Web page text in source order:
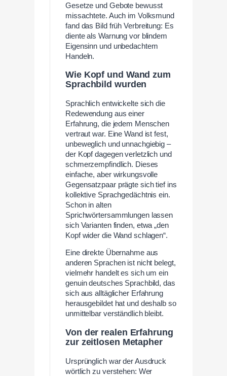
Gesetze und Gebote bewusst
missachtete. Auch im Volksmund
fand das Bild früh Verbreitung: Es
diente als Warnung vor blindem
Eigensinn und unbedachtem
Handeln.
Wie Kopf und Wand zum
Sprachbild wurden
Sprachlich entwickelte sich die
Redewendung aus einer
Erfahrung, die jedem Menschen
vertraut war. Eine Wand ist fest,
unbeweglich und unnachgiebig –
der Kopf dagegen verletzlich und
schmerzempfindlich. Dieses
einfache, aber wirkungsvolle
Gegensatzpaar prägte sich tief ins
kollektive Sprachgedächtnis ein.
Schon in alten
Sprichwörtersammlungen lassen
sich Varianten finden, etwa „den
Kopf wider die Wand schlagen“.
Eine direkte Übernahme aus
anderen Sprachen ist nicht belegt,
vielmehr handelt es sich um ein
genuin deutsches Sprachbild, das
sich aus alltäglicher Erfahrung
herausgebildet hat und deshalb so
unmittelbar verständlich bleibt.
Von der realen Erfahrung
zur zeitlosen Metapher
Ursprünglich war der Ausdruck
wörtlich zu verstehen: Wer